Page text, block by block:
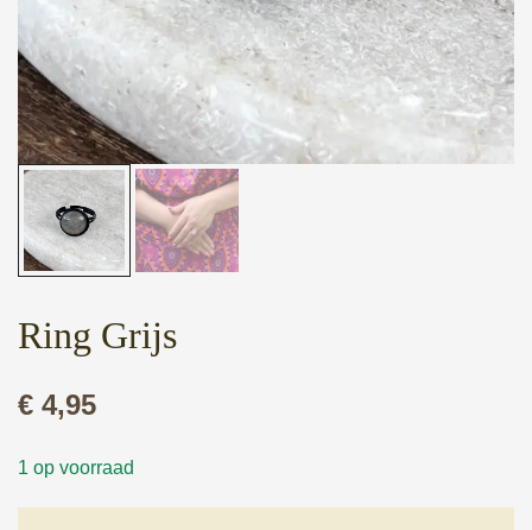
Ring Grijs
€ 4,95
1 op voorraad